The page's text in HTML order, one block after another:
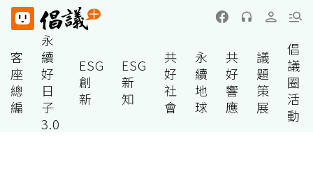
客
座
總
編
永
續
好
日
子
3.0
ESG
創
新
ESG
新
知
共
好
社
會
永
續
地
球
共
好
響
應
議
題
策
展
倡
議
圈
活
動